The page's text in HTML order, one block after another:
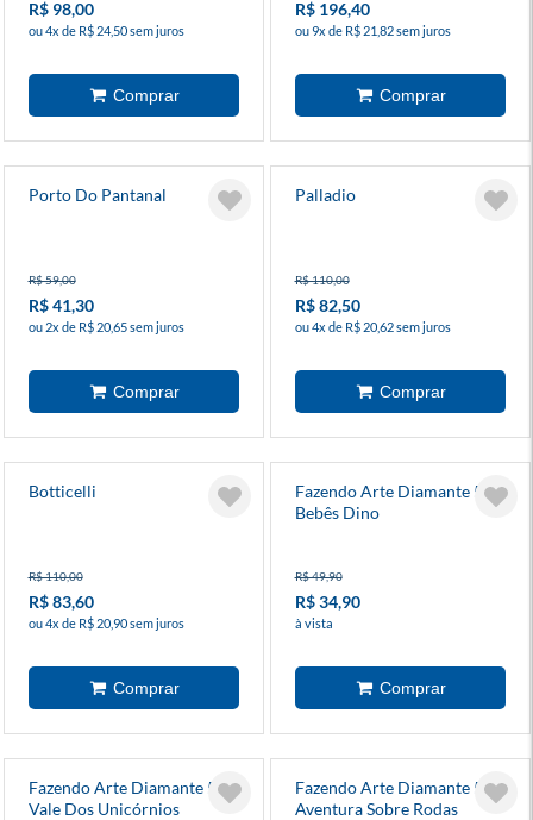
R$ 98,00
ou 4x de R$ 24,50 sem juros
R$ 196,40
ou 9x de R$ 21,82 sem juros
Porto Do Pantanal
R$ 59,00
R$ 41,30
ou 2x de R$ 20,65 sem juros
Palladio
R$ 110,00
R$ 82,50
ou 4x de R$ 20,62 sem juros
Botticelli
R$ 110,00
R$ 83,60
ou 4x de R$ 20,90 sem juros
Fazendo Arte Diamante 5d -
Bebês Dino
R$ 49,90
R$ 34,90
à vista
Fazendo Arte Diamante 5d -
Vale Dos Unicórnios
Fazendo Arte Diamante 5d -
Aventura Sobre Rodas